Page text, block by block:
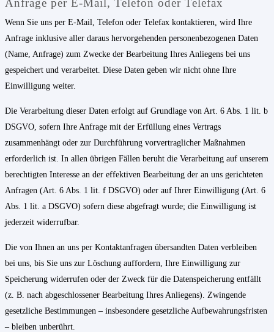
Anfrage per E-Mail, Telefon oder Telefax
Wenn Sie uns per E-Mail, Telefon oder Telefax kontaktieren, wird Ihre
Anfrage inklusive aller daraus hervorgehenden personenbezogenen Daten
(Name, Anfrage) zum Zwecke der Bearbeitung Ihres Anliegens bei uns
gespeichert und verarbeitet. Diese Daten geben wir nicht ohne Ihre
Einwilligung weiter.
Die Verarbeitung dieser Daten erfolgt auf Grundlage von Art. 6 Abs. 1 lit. b
DSGVO, sofern Ihre Anfrage mit der Erfüllung eines Vertrags
zusammenhängt oder zur Durchführung vorvertraglicher Maßnahmen
erforderlich ist. In allen übrigen Fällen beruht die Verarbeitung auf unserem
berechtigten Interesse an der effektiven Bearbeitung der an uns gerichteten
Anfragen (Art. 6 Abs. 1 lit. f DSGVO) oder auf Ihrer Einwilligung (Art. 6
Abs. 1 lit. a DSGVO) sofern diese abgefragt wurde; die Einwilligung ist
jederzeit widerrufbar.
Die von Ihnen an uns per Kontaktanfragen übersandten Daten verbleiben
bei uns, bis Sie uns zur Löschung auffordern, Ihre Einwilligung zur
Speicherung widerrufen oder der Zweck für die Datenspeicherung entfällt
(z. B. nach abgeschlossener Bearbeitung Ihres Anliegens). Zwingende
gesetzliche Bestimmungen – insbesondere gesetzliche Aufbewahrungsfristen
– bleiben unberührt.